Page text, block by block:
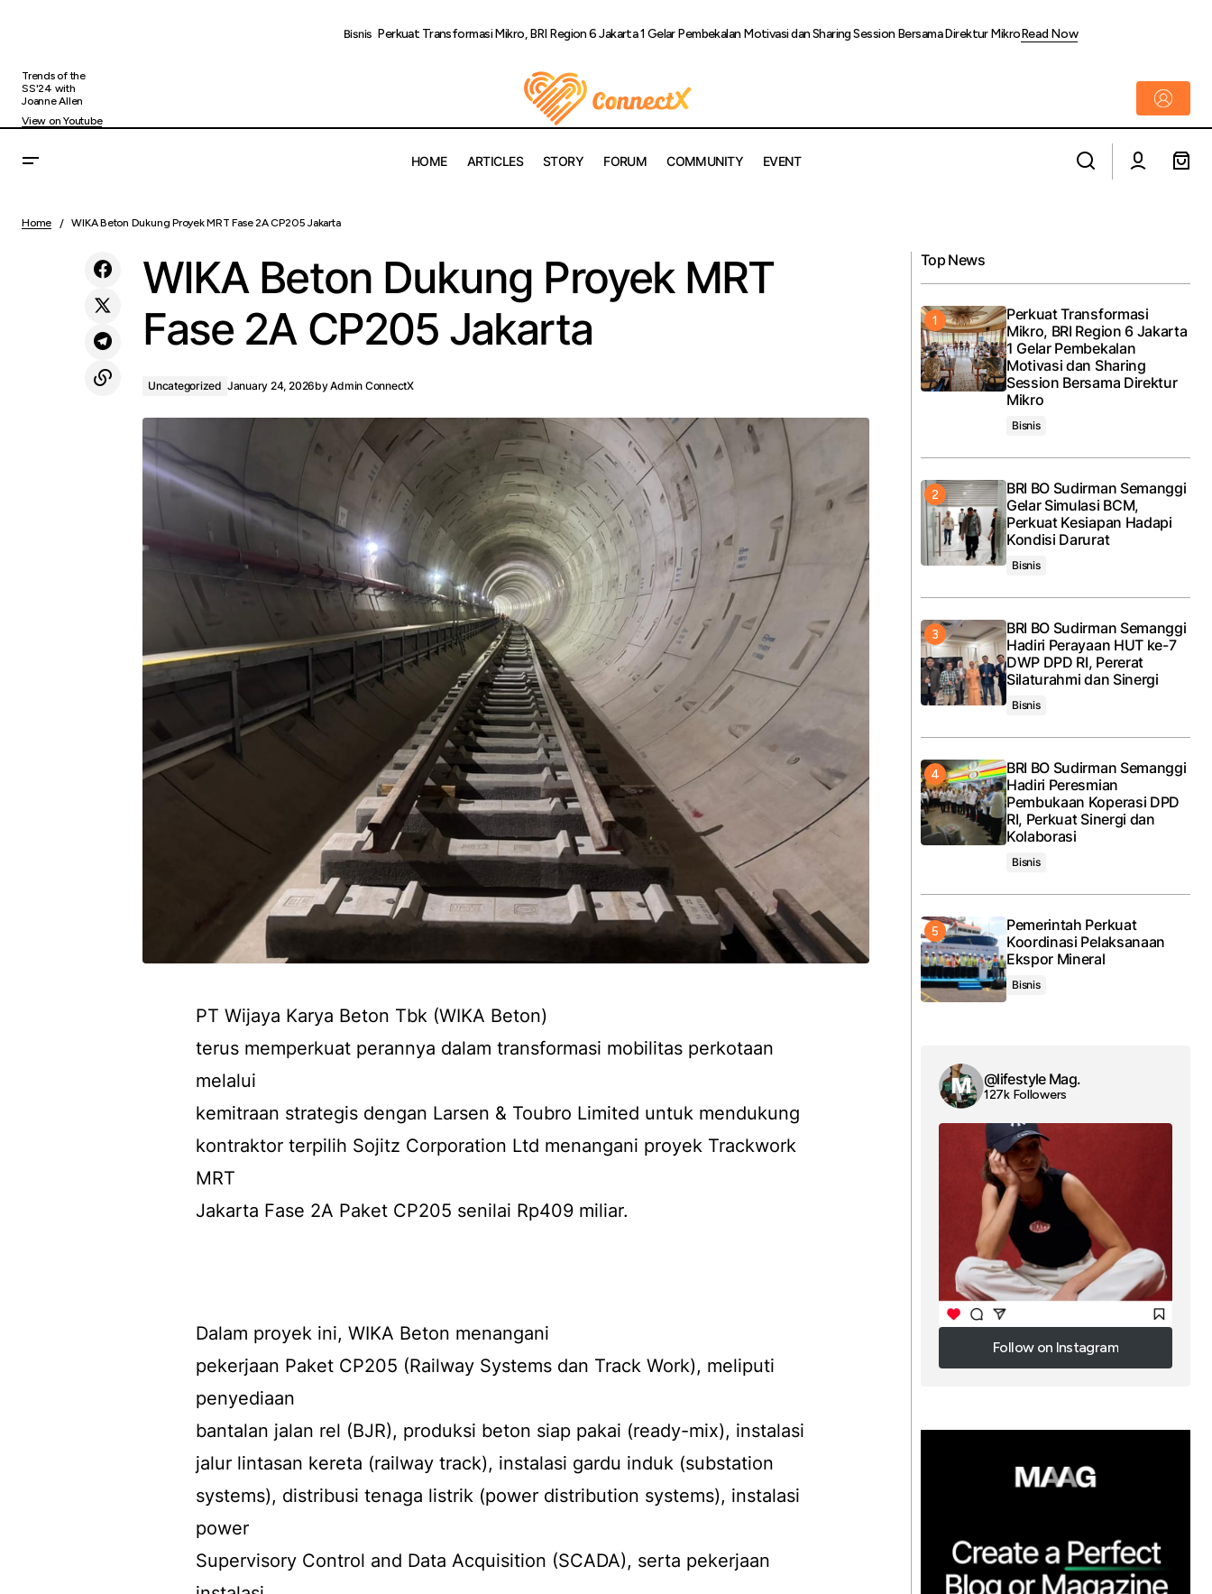
Bisnis Perkuat Transformasi Mikro, BRI Region 6 Jakarta 1 Gelar Pembekalan Motivasi dan Sharing Session Bersama Direktur MikroRead Now
Trends of the
SS'24 with
Joanne Allen
View on Youtube
HOME ARTICLES STORY FORUM COMMUNITY EVENT
Business Gathering 2026: Saatnya Jadi
Home WIKA Beton Dukung Proyek MRT Fase 2A CP205 Jakarta
WIKA Beton Dukung Proyek MRT
Fase 2A CP205 Jakarta
Uncategorized January 24, 2026byAdmin ConnectX
PT Wijaya Karya Beton Tbk (WIKA Beton)
terus memperkuat perannya dalam transformasi mobilitas perkotaan
melalui
kemitraan strategis dengan Larsen & Toubro Limited untuk mendukung
kontraktor terpilih Sojitz Corporation Ltd menangani proyek Trackwork
MRT
Jakarta Fase 2A Paket CP205 senilai Rp409 miliar.
Dalam proyek ini, WIKA Beton menangani
pekerjaan Paket CP205 (Railway Systems dan Track Work), meliputi
penyediaan
bantalan jalan rel (BJR), produksi beton siap pakai (ready-mix), instalasi
jalur lintasan kereta (railway track), instalasi gardu induk (substation
systems), distribusi tenaga listrik (power distribution systems), instalasi
power
Supervisory Control and Data Acquisition (SCADA), serta pekerjaan
Top News
Perkuat Transformasi
Mikro, BRI Region 6 Jakarta
1 Gelar Pembekalan
Motivasi dan Sharing
Session Bersama Direktur
Mikro
Bisnis
BRI BO Sudirman Semanggi
Gelar Simulasi BCM,
Perkuat Kesiapan Hadapi
Kondisi Darurat
Bisnis
BRI BO Sudirman Semanggi
Hadiri Perayaan HUT ke-7
DWP DPD RI, Pererat
Silaturahmi dan Sinergi
Bisnis
BRI BO Sudirman Semanggi
Hadiri Peresmian
Pembukaan Koperasi DPD
RI, Perkuat Sinergi dan
Kolaborasi
Bisnis
Pemerintah Perkuat
Koordinasi Pelaksanaan
Ekspor Mineral
Bisnis
@lifestyle Mag.
127k Followers
Follow on Instagram
Follow on Instagram